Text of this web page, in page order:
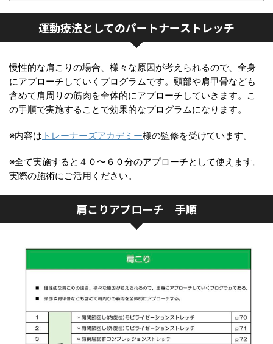
運動療法としてのパートナーストレッチ
慢性的な肩こりの場合、様々な原因が考えられるので、全身
にアプローチしていくプログラムです。頸部や肩甲骨なども
含めて肩周りの筋肉を全体的にアプローチしていきます。こ
の手順で実施することで効果的なプログラムになります。
※内容は トレーナーズアカデミー様の監修を受けています。
※全て実施すると４０〜６０分のアプローチとして使えます。
実際の施術にご活用ください。
肩こりアプローチ 手順